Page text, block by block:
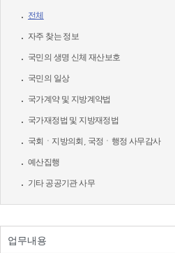
전체
자주 찾는 정보
국민의 생명 신체 재산보호
국민의 일상
국가계약 및 지방계약법
국가재정법 및 지방재정법
국회ㆍ지방의회, 국정ㆍ행정 사무감사
예산집행
기타 공공기관 사무
업무내용